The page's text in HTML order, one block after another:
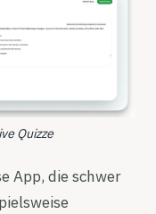
Quizze
App, die schwer